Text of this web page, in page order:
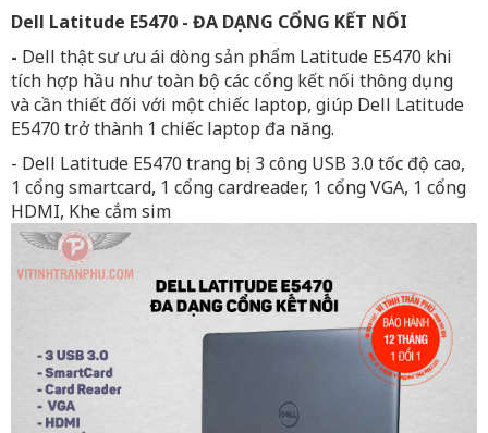
Dell Latitude E5470 - ĐA DẠNG CỔNG KẾT NỐI
- Dell thật sư ưu ái dòng sản phẩm Latitude E5470 khi
tích hợp hầu như toàn bộ các cổng kết nối thông dụng
và cần thiết đối với một chiếc laptop, giúp Dell Latitude
E5470 trở thành 1 chiếc laptop đa năng.
- Dell Latitude E5470 trang bị 3 công USB 3.0 tốc độ cao,
1 cổng smartcard, 1 cổng cardreader, 1 cổng VGA, 1 cổng
HDMI, Khe cắm sim